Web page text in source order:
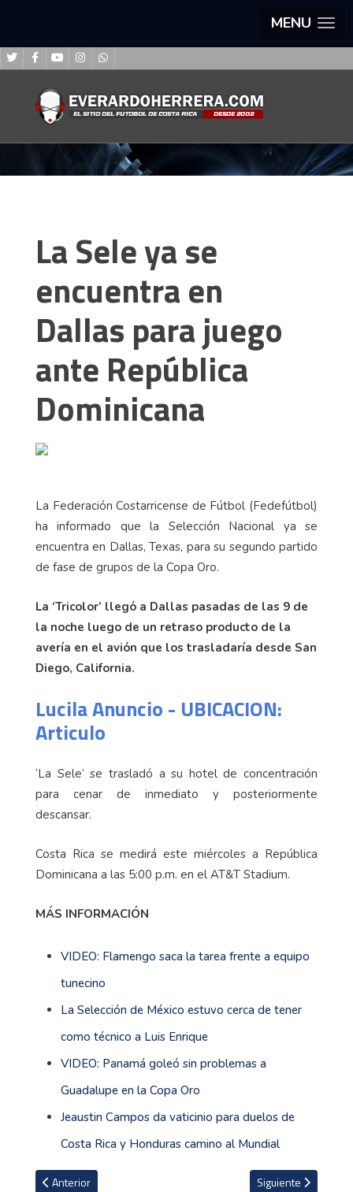
MENU
La Sele ya se
encuentra en
Dallas para juego
ante República
Dominicana
La Federación Costarricense de Fútbol (Fedefútbol)
ha informado que la Selección Nacional ya se
encuentra en Dallas, Texas, para su segundo partido
de fase de grupos de la Copa Oro.
La ‘Tricolor’ llegó a Dallas pasadas de las 9 de
la noche luego de un retraso producto de la
avería en el avión que los trasladaría desde San
Diego, California.
Lucila Anuncio - UBICACION:
Articulo
‘La Sele’ se trasladó a su hotel de concentración
para cenar de inmediato y posteriormente
descansar.
Costa Rica se medirá este miércoles a República
Dominicana a las 5:00 p.m. en el AT&T Stadium.
MÁS INFORMACIÓN
VIDEO: Flamengo saca la tarea frente a equipo
tunecino
La Selección de México estuvo cerca de tener
como técnico a Luis Enrique
VIDEO: Panamá goleó sin problemas a
Guadalupe en la Copa Oro
Jeaustin Campos da vaticinio para duelos de
Costa Rica y Honduras camino al Mundial
Artículo anterior: Se encienden las alarmas en la Selección
Anterior Artículo siguiente:
Siguiente